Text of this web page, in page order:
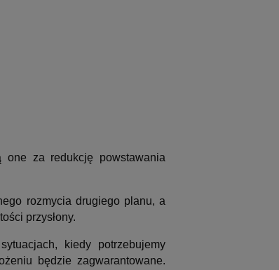
one za redukcję powstawania
rozmycia drugiego planu, a
przysłony.
kiedy potrzebujemy
będzie zagwarantowane.